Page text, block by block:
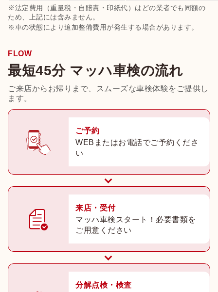
※法定費用（重量税・自賠責・印紙代）はどの業者でも同額の
ため、上記には含みません。
※車の状態により追加整備費用が発生する場合があります。
FLOW
最短45分 マッハ車検の流れ
ご来店からお帰りまで、スムーズな車検体験をご提供し
ます。
ご予約
WEBまたはお電話でご予約くださ
い
来店・受付
マッハ車検スタート！必要書類を
ご用意ください
分解点検・検査